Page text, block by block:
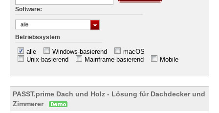
Software:
alle
Betriebssystem
alle Windows-basierend
macOS
Unix-basierend
Mainframe-basierend Mobile
PASST.prime Dach und Holz - Lösung für Dachdecker und
Zimmerer